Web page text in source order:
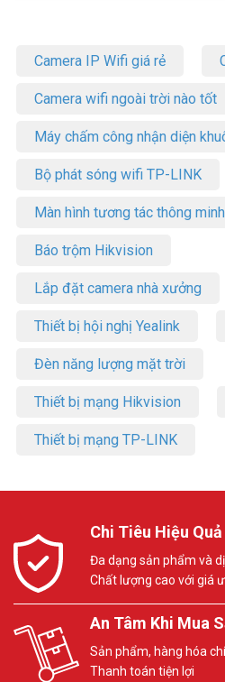
Camera IP Wifi giá rẻ
Camera wifi ngoài trời nào tốt
Máy chấm công nhận diện
Bộ phát sóng wifi TP-LINK
Màn hình tương tác thông minh
Báo trộm Hikvision
Lắp đặt camera nhà xưởng
Thiết bị hội nghị Yealink
Đèn năng lượng mặt trời
Thiết bị mạng Hikvision
Thiết bị mạng TP-LINK
Chi Tiêu Hiệu Quả
Đa dạng sản phẩm và
Chất lượng cao với giá
An Tâm Khi Mua
Sản phẩm, hàng hóa
Thanh toán tiện lợi